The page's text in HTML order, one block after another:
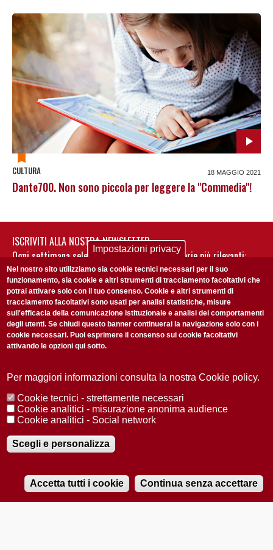
Audio
CULTURA 18 MAGGIO 2021
Dante700. Non sono piccola per leggere la "Commedia"!
ISCRIVITI ALLA NOSTRA NEWSLETTER
Ogni settimana selezioniamo per te nostre storie più rilevanti:
non perderti gli aggiornamenti della nostra newsletter
Accetto laPrivacy Policy
Redazione Copyright Privacy
Area stampa
© 2025 Università di Padova
Registrazione presso il Tribunale di Padova n. 2097/2012 del 18 giugno
2012
Impostazioni privacy
Nel nostro sito utilizziamo sia cookie tecnici necessari per il suo
funzionamento, sia cookie e altri strumenti di tracciamento facoltativi che
potrai attivare solo con il tuo consenso. Cookie e altri strumenti di
tracciamento facoltativi sono usati per analisi statistiche, misure
sull'efficacia della comunicazione istituzionale e analisi dei comportamenti
degli utenti. Se chiudi questo banner continuerai la navigazione solo con i
cookie necessari. Puoi esprimere il consenso sui cookie facoltativi
attivando le opzioni qui sotto.
Per maggiori informazioni consulta la nostra Cookie policy.
Cookie tecnici - strettamente necessari
Cookie analitici - misurazione anonima audience
Cookie analitici - Social network
Scegli e personalizza
Accetta tutti i cookie Continua senza accettare